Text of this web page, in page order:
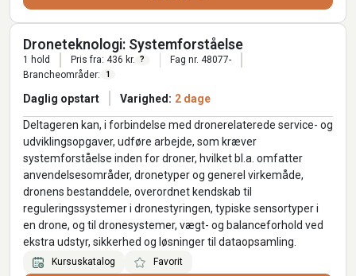
Droneteknologi: Systemforståelse
1 hold Pris fra: 436 kr. ?
Fag nr. 48077-
Brancheområder:
1
Daglig opstart Varighed: 2 dage
Deltageren kan, i forbindelse med dronerelaterede service- og
udviklingsopgaver, udføre arbejde, som kræver
systemforståelse inden for droner, hvilket bl.a. omfatter
anvendelsesområder, dronetyper og generel virkemåde,
dronens bestanddele, overordnet kendskab til
reguleringssystemer i dronestyringen, typiske sensortyper i
en drone, og til dronesystemer, vægt- og balanceforhold ved
ekstra udstyr, sikkerhed og løsninger til dataopsamling.
Kursuskatalog Favorit